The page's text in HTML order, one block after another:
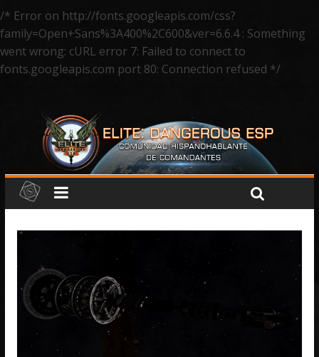
/* Error on http://fonts.googleapis.com/css?
family=Open+Sans%3A400%2C600&ver=6.6.4 : Something
went wrong: cURL error 7: Failed to connect to
fonts.googleapis.com port 80: Connection refused */